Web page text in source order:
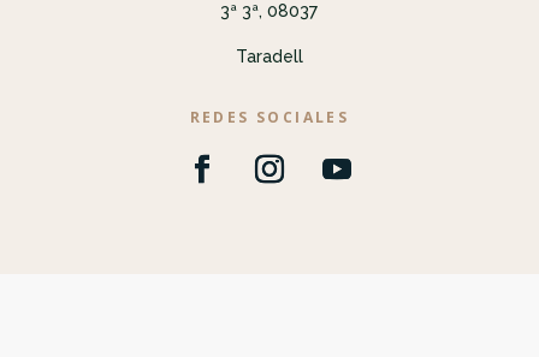
3ª 3ª, 08037
Taradell
REDES SOCIALES